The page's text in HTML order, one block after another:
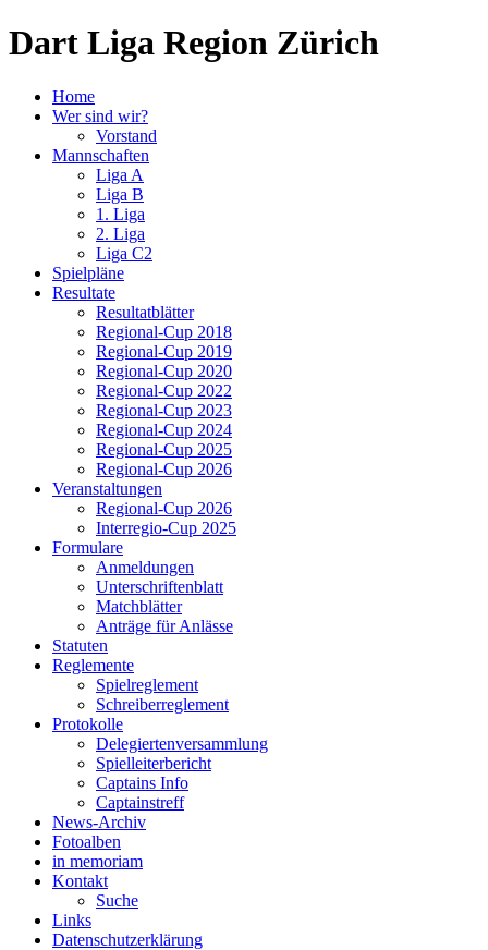
Dart Liga Region Zürich
Home
Wer sind wir?
Vorstand
Mannschaften
Liga A
Liga B
1. Liga
2. Liga
Liga C2
Spielpläne
Resultate
Resultatblätter
Regional-Cup 2018
Regional-Cup 2019
Regional-Cup 2020
Regional-Cup 2022
Regional-Cup 2023
Regional-Cup 2024
Regional-Cup 2025
Regional-Cup 2026
Veranstaltungen
Regional-Cup 2026
Interregio-Cup 2025
Formulare
Anmeldungen
Unterschriftenblatt
Matchblätter
Anträge für Anlässe
Statuten
Reglemente
Spielreglement
Schreiberreglement
Protokolle
Delegiertenversammlung
Spielleiterbericht
Captains Info
Captainstreff
News-Archiv
Fotoalben
in memoriam
Kontakt
Suche
Links
Datenschutzerklärung